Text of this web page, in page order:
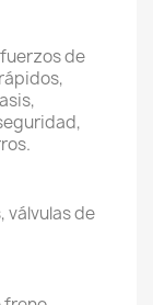
de
válvulas de